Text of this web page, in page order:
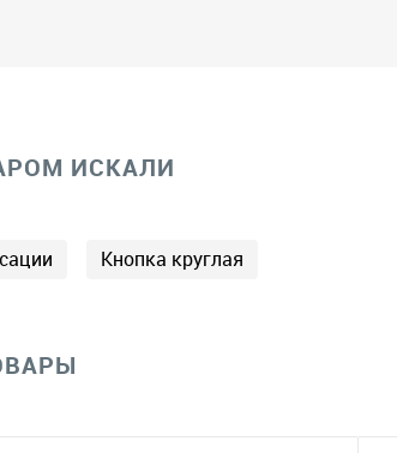
ИСКАЛИ
Кнопка круглая